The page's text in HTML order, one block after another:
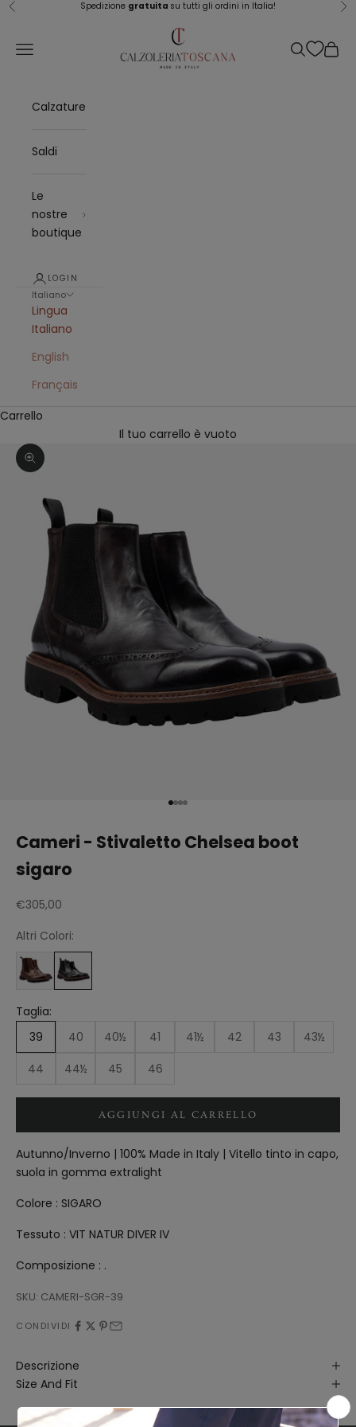
Vai al contenuto
Precedente Spedizione gratuita su tutti gli ordini in Italia!
Calzoleria Toscana
Menù
Cerca
Calzature
Saldi
Le
nostre
boutique
LOGIN
Italiano
Lingua
Italiano
English
Français
Carrello
Il tuo carrello è vuoto
Ingrandisci immagine
Vai all'articolo 1
Vai all'articolo 2
Vai all'articolo 3
Vai all'articolo 4
Cameri - Stivaletto Chelsea boot
sigaro
Prezzo scontato
€305,00
Altri Colori:
Taglia:
39
40 40½ 41 41½ 42 43
43½
44
44½ 45 46
AGGIUNGI AL CARRELLO
Autunno/Inverno | 100% Made in Italy | Vitello tinto in capo,
suola in gomma extralight
Colore : SIGARO
Tessuto : VIT NATUR DIVER IV
Composizione : .
SKU: CAMERI-SGR-39
CONDIVIDI
Descrizione
Size And Fit